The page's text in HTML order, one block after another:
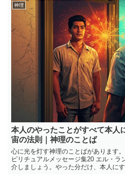
神理
本人のやったことがすべて本人
宙の法則｜神理のことば
心に光を灯す神理のことばがあります
ピリチュアルメッセージ集20 エル・ラ
介しましょう。やった分だけ、本人に